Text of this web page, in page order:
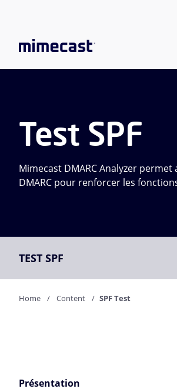
Test SPF
Mimecast DMARC Analyzer
DMARC pour renforcer les
TEST SPF
Home Content SPF Test
Présentation